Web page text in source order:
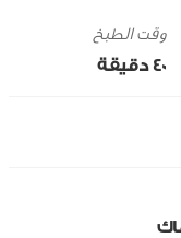
وقت الطبخ
40 ‎دقيقة